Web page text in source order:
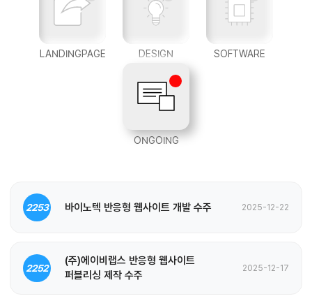
LANDINGPAGE DESIGN SOFTWARE
ONGOING
2253 바이노텍 반응형 웹사이트 개발 수주 2025-12-22
2252
(주)에이비랩스 반응형 웹사이트
퍼블리싱 제작 수주
2025-12-17